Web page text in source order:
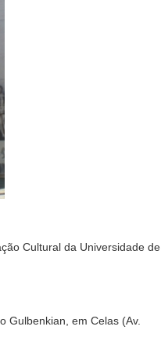
Cultural da Universidade de
Gulbenkian, em Celas (Av.